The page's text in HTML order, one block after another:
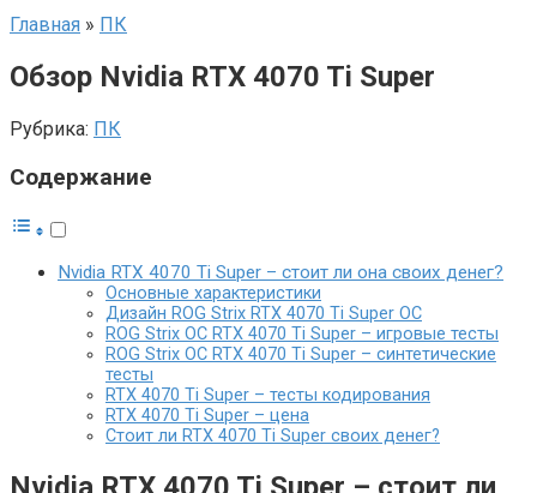
Главная » ПК
Обзор Nvidia RTX 4070 Ti Super
Рубрика: ПК
Содержание
Nvidia RTX 4070 Ti Super – стоит ли она своих денег?
Основные характеристики
Дизайн ROG Strix RTX 4070 Ti Super OC
ROG Strix OC RTX 4070 Ti Super – игровые тесты
ROG Strix OC RTX 4070 Ti Super – синтетические
тесты
RTX 4070 Ti Super – тесты кодирования
RTX 4070 Ti Super – цена
Стоит ли RTX 4070 Ti Super своих денег?